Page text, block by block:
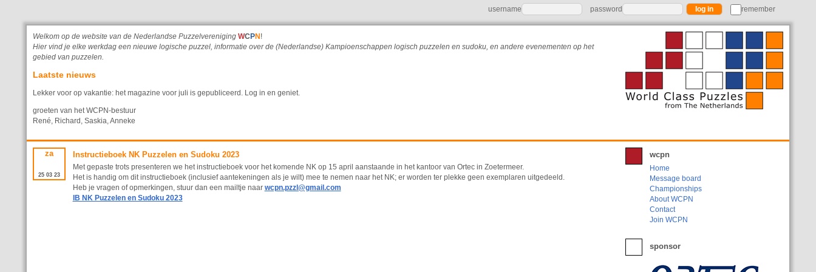
username password remember
Welkom op de website van de Nederlandse Puzzelvereniging WC PN !
Hier vind je elke werkdag een nieuwe logische puzzel, informatie over de (Nederlandse) Kampioenschappen logisch puzzelen en sudoku, en andere evenementen op het
gebied van puzzelen.
Laatste nieuws
Lekker voor op vakantie: het magazine voor juli is gepubliceerd. Log in en geniet.
groeten van het WCPN-bestuur
René, Richard, Saskia, Anneke
za
25 03 23
Instructieboek NK Puzzelen en Sudoku 2023
Met gepaste trots presenteren we het instructieboek voor het komende NK op 15 april aanstaande in het kantoor van Ortec in Zoetermeer.
Het is handig om dit instructieboek (inclusief aantekeningen als je wilt) mee te nemen naar het NK; er worden ter plekke geen exemplaren uitgedeeld.
Heb je vragen of opmerkingen, stuur dan een mailtje naar wcpn.pzzl@gmail.com
IB NK Puzzelen en Sudoku 2023
wcpn
Home
Message board
Championships
About WCPN
Contact
Join WCPN
sponsor